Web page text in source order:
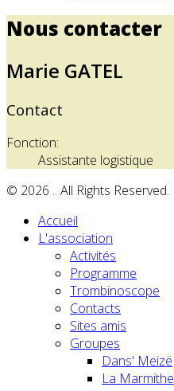
Nous contacter
Marie GATEL
Contact
Fonction:
Assistante logistique
© 2026 .. All Rights Reserved.
Accueil
L'association
Activités
Programme
Trombinoscope
Contacts
Sites amis
Groupes
Dans' Meizë
La Marmithe